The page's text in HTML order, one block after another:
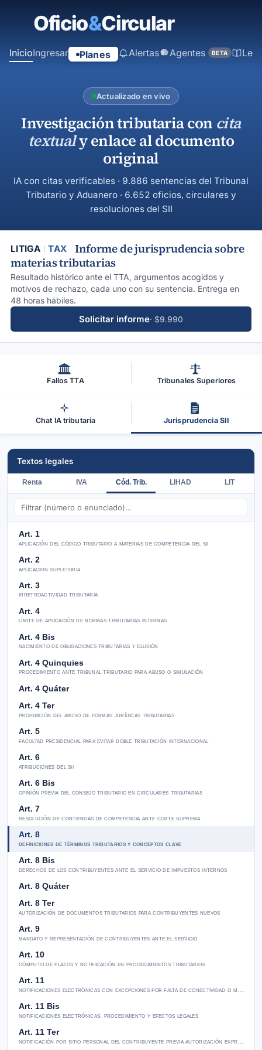
principal
InicioIngresar Planes Alertas Agentes BETA
Actualizado en vivo
Investigación tributaria con cita
textualy enlace al documento
original
IA con citas verificables · 9.886 sentencias del Tribunal
Tributario y Aduanero · 6.652 oficios, circulares y
resoluciones del SII
LITIGA TAX
Informe de jurisprudencia sobre
materias tributarias
Resultado histórico ante el TTA, argumentos acogidos y
motivos de rechazo, cada uno con su sentencia. Entrega en
48 horas hábiles.
Solicitar informe· $9.990
Fallos TTA Tribunales Superiores
Chat IA tributaria Jurisprudencia SII
Textos legales
Renta IVA Cód. Trib. LIHAD LIT
Art. 1
aplicación del código tributario a materias de competencia del sii
Art. 2
aplicacion supletoria
Art. 3
irretroactividad tributaria
Art. 4
límite de aplicación de normas tributarias internas
Art. 4 Bis
nacimiento de obligaciones tributarias y elusión
Art. 4 Quinquies
procedimiento ante tribunal tributario para abuso o simulación
Art. 4 Quáter
Art. 4 Ter
prohibición del abuso de formas jurídicas tributarias
Art. 5
facultad presidencial para evitar doble tributación internacional
Art. 6
atribuciones del sii
Art. 6 Bis
opinión previa del consejo tributario en circulares tributarias
Art. 7
resolución de contiendas de competencia ante corte suprema
Art. 8
definiciones de términos tributarios y conceptos clave
Art. 8 Bis
derechos de los contribuyentes ante el servicio de impuestos internos
Art. 8 Quáter
Art. 8 Ter
autorización de documentos tributarios para contribuyentes nuevos
Art. 9
mandato y representación de contribuyentes ante el servicio
Art. 10
cómputo de plazos y notificación en procedimientos tributarios
Art. 11
notificaciones electrónicas con excepciones por falta de conectividad o medios
Art. 11 Bis
notificaciones electrónicas: procedimiento y efectos legales
Art. 11 Ter
notificación por sitio personal del contribuyente previa autorización expresa